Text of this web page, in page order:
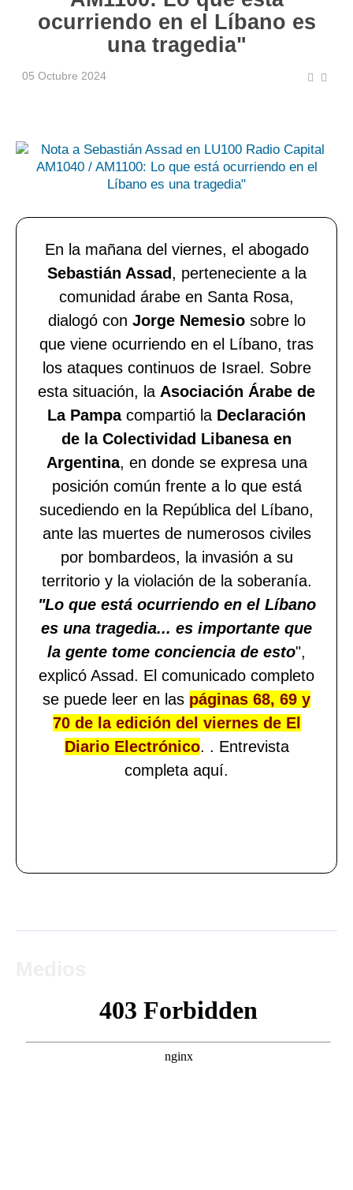
ocurriendo en el Líbano es
una tragedia"
05 Octubre 2024
En la mañana del viernes, el abogado
Sebastián Assad, perteneciente a la
comunidad árabe en Santa Rosa,
dialogó con Jorge Nemesiosobre lo
que viene ocurriendo en el Líbano, tras
los ataques continuos de Israel. Sobre
esta situación, la Asociación Árabe de
La Pampa compartió la Declaración
de la Colectividad Libanesa en
Argentina, en donde se expresa una
posición común frente a lo que está
sucediendo en la República del Líbano,
ante las muertes de numerosos civiles
por bombardeos, la invasión a su
territorio y la violación de la soberanía.
"Lo que está ocurriendo en el Líbano
es una tragedia... es importante que
la gente tome conciencia de esto",
explicó Assad. El comunicado completo
se puede leer en las páginas 68, 69 y
70 de la edición del viernes de El
Diario Electrónico. . Entrevista
completa aquí.